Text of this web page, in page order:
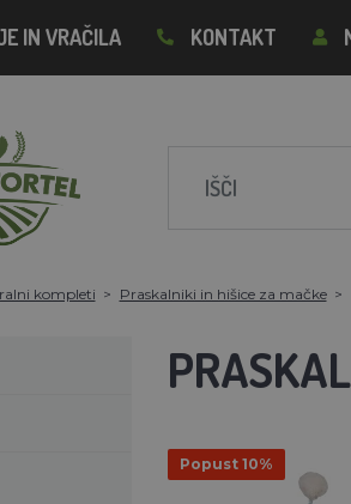
IN VRAČILA KONTAKT
kompleti Praskalniki in hišice za mačke
Popust 10%